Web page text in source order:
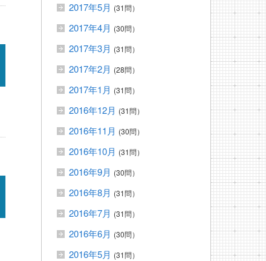
2017年5月 (31問）
2017年4月 (30問）
2017年3月 (31問）
2017年2月 (28問）
2017年1月 (31問）
2016年12月 (31問）
2016年11月 (30問）
2016年10月 (31問）
2016年9月 (30問）
2016年8月 (31問）
2016年7月 (31問）
2016年6月 (30問）
2016年5月 (31問）